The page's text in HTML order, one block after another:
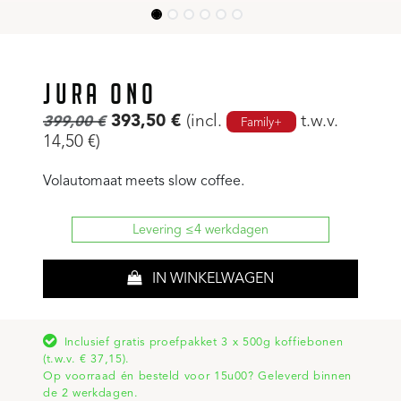
JURA ONO
399,00€ 393,50 € (incl. Family+
t.w.v.
14,50 €)
Volautomaat meets slow coffee.
Levering ≤4 werkdagen
IN WINKELWAGEN
Inclusief gratis proefpakket 3 x 500g koffiebonen
(t.w.v. € 37,15).
Op voorraad én besteld voor 15u00? Geleverd binnen
de 2 werkdagen.